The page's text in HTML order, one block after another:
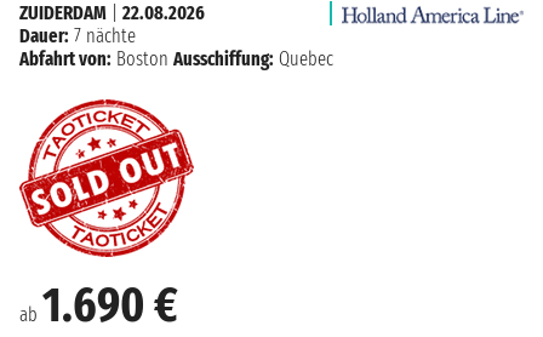
ab 1.690 €
ZUIDERDAM
22.08.2026
Dauer: 7 nächte
Abfahrt von: Boston Ausschiffung: Quebec